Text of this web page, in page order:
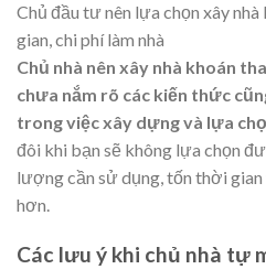
Chủ đầu tư nên lựa chọn xây
gian, chi phí làm nhà
Chủ nhà nên xây nhà khoán
chưa nắm rõ các kiến thức
trong việc xây dựng và lựa
đôi khi bạn sẽ không lựa chọn
lượng cần sử dụng, tốn thời
hơn.
Các lưu ý khi chủ nhà tự